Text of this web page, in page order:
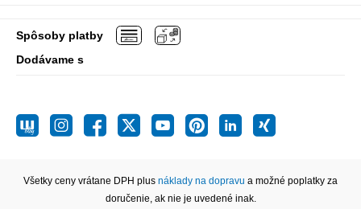
Spôsoby platby
Dodávame s
Všetky ceny vrátane DPH plus náklady na dopravu a možné poplatky za
doručenie, ak nie je uvedené inak.